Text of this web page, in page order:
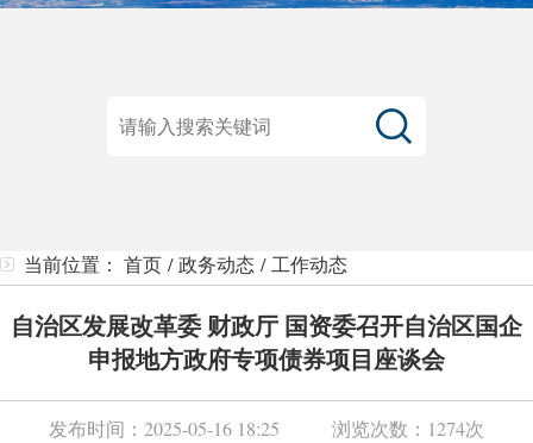
当前位置： 首页 /政务动态 / 工作动态
自治区发展改革委 财政厅 国资委召开自治区国企
申报地方政府专项债券项目座谈会
发布时间： 2025-05-16 18:25 浏览次数： 1274次